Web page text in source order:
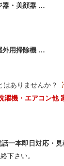
器・美顔器 …
外用掃除機 …
はありませんか？
濯機・エアコン他
一本即日対応・見
下さい。